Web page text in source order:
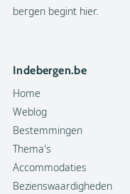
bergen begint hier.
Indebergen.be
Home
Weblog
Bestemmingen
Thema's
Accommodaties
Bezienswaardigheden